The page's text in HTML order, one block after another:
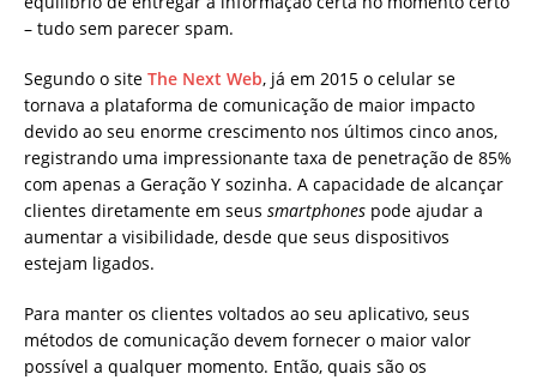
– tudo sem parecer spam.
Segundo o site The Next Web, já em 2015 o celular se
tornava a plataforma de comunicação de maior impacto
devido ao seu enorme crescimento nos últimos cinco anos,
registrando uma impressionante taxa de penetração de 85%
com apenas a Geração Y sozinha. A capacidade de alcançar
clientes diretamente em seus smartphones pode ajudar a
aumentar a visibilidade, desde que seus dispositivos
estejam ligados.
Para manter os clientes voltados ao seu aplicativo, seus
métodos de comunicação devem fornecer o maior valor
possível a qualquer momento. Então, quais são os